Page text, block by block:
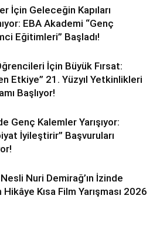
İçin Geleceğin Kapıları
EBA Akademi “Genç
Eğitimleri” Başladı!
İçin Büyük Fırsat:
Etkiye” 21. Yüzyıl Yetkinlikleri
Başlıyor!
Genç Kalemler Yarışıyor:
İyileştirir” Başvuruları
Nuri Demirağ’ın İzinde
Hikâye Kısa Film Yarışması 2026